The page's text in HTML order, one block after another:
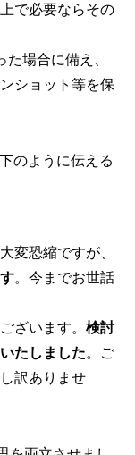
で必要ならその
場合に備え、
ショット等を保
のように伝える
変恐縮ですが、
。今までお世話
ざいます。 検討
たしました。ご
訳ありませ